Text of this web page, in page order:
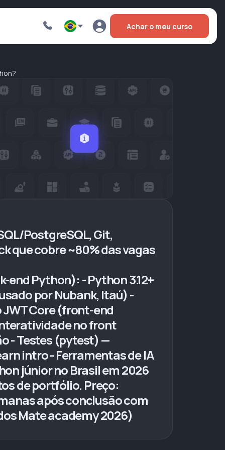
Achar o meu curso
PostgreSQL, Git,
que cobre ~80% das vagas
Python): - Python 3.12+
por Nubank, Itaú) -
JWT Core (front-end
no front
- Testes (pytest) —
intro - Ferramentas de IA
júnior no Brasil em 2026
de portfólio. Preço:
após conclusão com
Mate academy 2026)